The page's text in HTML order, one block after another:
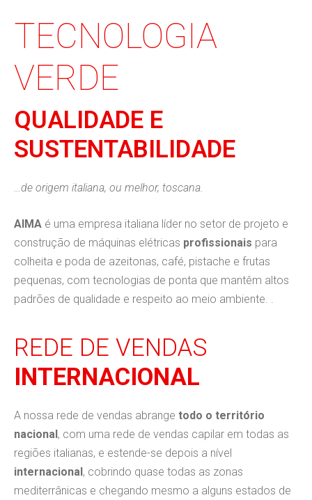
TECNOLOGIA
VERDE
QUALIDADE E
SUSTENTABILIDADE
…de origem italiana, ou melhor, toscana.
AIMA é uma empresa italiana líder no setor de projeto e
construção de máquinas elétricas profissionais para
colheita e poda de azeitonas, café, pistache e frutas
pequenas, com tecnologias de ponta que mantêm altos
padrões de qualidade e respeito ao meio ambiente. .
REDE DE VENDAS
INTERNACIONAL
A nossa rede de vendas abrange todo o território
nacional, com uma rede de vendas capilar em todas as
regiões italianas, e estende-se depois a nível
internacional, cobrindo quase todas as zonas
mediterrânicas e chegando mesmo a alguns estados de